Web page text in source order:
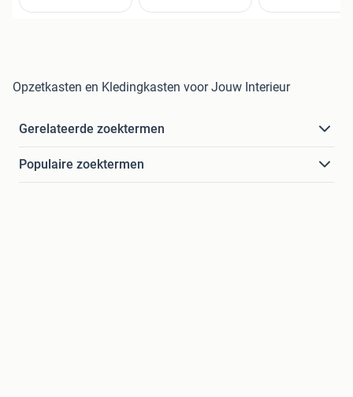
Opzetkasten en Kledingkasten voor Jouw Interieur
Gerelateerde zoektermen
Populaire zoektermen